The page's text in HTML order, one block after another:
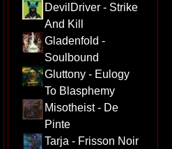
DevilDriver - Strike
And Kill
Gladenfold -
Soulbound
Gluttony - Eulogy
To Blasphemy
Misotheist - De
Pinte
Tarja - Frisson Noir